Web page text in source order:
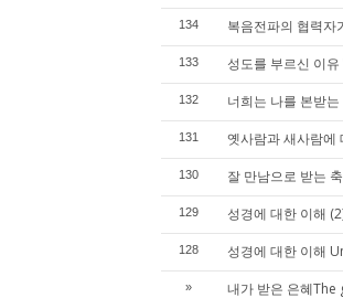
134 복음전파의 협력
133 성도를 부르신 이
132 너희는 나를 본받
131 옛사람과 새사람
130 잘 만남으로 받는
129 성경에 대한 이해
128 성경에 대한 이해
» 내가 받은 은혜